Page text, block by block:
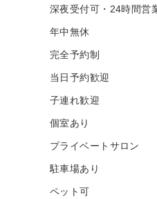
深夜受付可・24時間営
年中無休
完全予約制
当日予約歓迎
子連れ歓迎
個室あり
プライベートサロン
駐車場あり
ペット可